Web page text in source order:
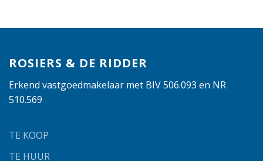
ROSIERS & DE RIDDER
Erkend vastgoedmakelaar met BIV 506.093 en NR
510.569
TE KOOP
TE HUUR